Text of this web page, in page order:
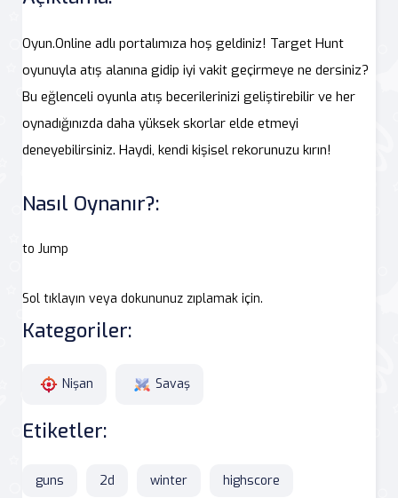
Oyun.Online adlı portalımıza hoş geldiniz! Target Hunt
oyunuyla atış alanına gidip iyi vakit geçirmeye ne dersiniz?
Bu eğlenceli oyunla atış becerilerinizi geliştirebilir ve her
oynadığınızda daha yüksek skorlar elde etmeyi
deneyebilirsiniz. Haydi, kendi kişisel rekorunuzu kırın!
Nasıl Oynanır?:
to Jump
Sol tıklayın veya dokununuz zıplamak için.
Kategoriler:
Nişan Savaş
Etiketler:
guns 2d winter highscore